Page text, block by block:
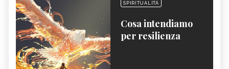
SPIRITUALITÀ
Cosa intendiamo
per resilienza